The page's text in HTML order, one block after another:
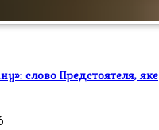
слово Предстоятеля, яке